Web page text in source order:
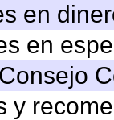
en
en
y